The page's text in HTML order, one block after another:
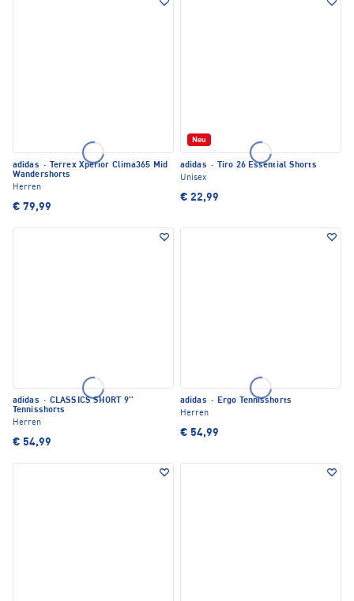
adidas ·
Terrex Xperior Clima365 Mid
Wandershorts
Herren
€ 79,99
Neu
adidas ·
Tiro 26 Essential Shorts
Unisex
€ 22,99
adidas · CLASSICS SHORT 9''
Tennisshorts
Herren
€ 54,99
adidas · Ergo Tennisshorts
Herren
€ 54,99